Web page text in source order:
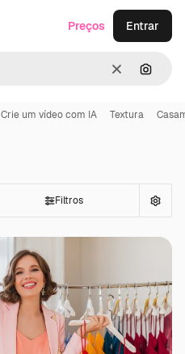
Limpar
Preços Entrar
Crie um vídeo com IA Textura
Filtros